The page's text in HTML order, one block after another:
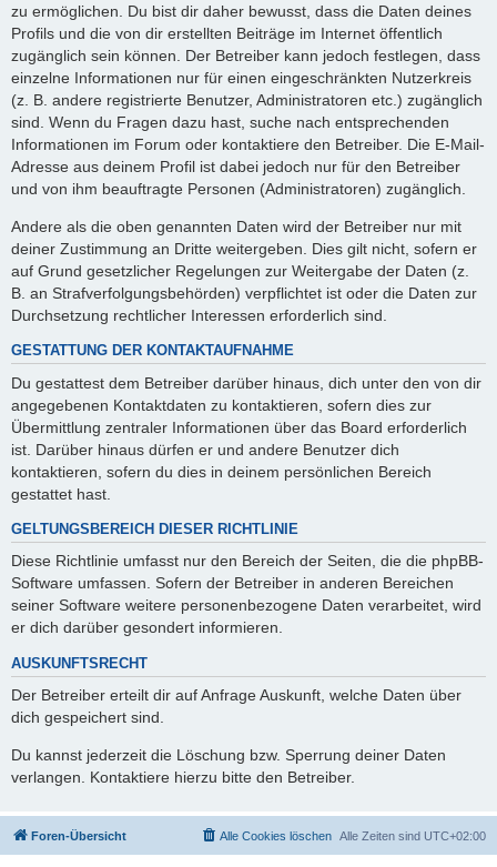
zu ermöglichen. Du bist dir daher bewusst, dass die Daten deines
Profils und die von dir erstellten Beiträge im Internet öffentlich
zugänglich sein können. Der Betreiber kann jedoch festlegen, dass
einzelne Informationen nur für einen eingeschränkten Nutzerkreis
(z. B. andere registrierte Benutzer, Administratoren etc.) zugänglich
sind. Wenn du Fragen dazu hast, suche nach entsprechenden
Informationen im Forum oder kontaktiere den Betreiber. Die E-Mail-
Adresse aus deinem Profil ist dabei jedoch nur für den Betreiber
und von ihm beauftragte Personen (Administratoren) zugänglich.
Andere als die oben genannten Daten wird der Betreiber nur mit
deiner Zustimmung an Dritte weitergeben. Dies gilt nicht, sofern er
auf Grund gesetzlicher Regelungen zur Weitergabe der Daten (z.
B. an Strafverfolgungsbehörden) verpflichtet ist oder die Daten zur
Durchsetzung rechtlicher Interessen erforderlich sind.
GESTATTUNG DER KONTAKTAUFNAHME
Du gestattest dem Betreiber darüber hinaus, dich unter den von dir
angegebenen Kontaktdaten zu kontaktieren, sofern dies zur
Übermittlung zentraler Informationen über das Board erforderlich
ist. Darüber hinaus dürfen er und andere Benutzer dich
kontaktieren, sofern du dies in deinem persönlichen Bereich
gestattet hast.
GELTUNGSBEREICH DIESER RICHTLINIE
Diese Richtlinie umfasst nur den Bereich der Seiten, die die phpBB-
Software umfassen. Sofern der Betreiber in anderen Bereichen
seiner Software weitere personenbezogene Daten verarbeitet, wird
er dich darüber gesondert informieren.
AUSKUNFTSRECHT
Der Betreiber erteilt dir auf Anfrage Auskunft, welche Daten über
dich gespeichert sind.
Du kannst jederzeit die Löschung bzw. Sperrung deiner Daten
verlangen. Kontaktiere hierzu bitte den Betreiber.
Foren-Übersicht Alle Zeiten sind UTC+02:00
Alle Cookies löschen